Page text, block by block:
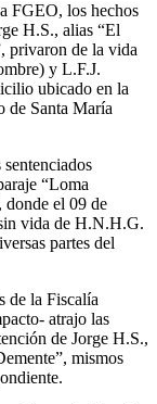
FGEO, los hechos
H.S., alias “El
privaron de la vida
y L.F.J.
ubicado en la
de Santa María
“Loma
donde el 09 de
vida de H.N.H.G.
partes del
de la Fiscalía
atrajo las
de Jorge H.S.,
mismos